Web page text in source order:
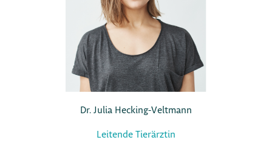
Dr. Julia Hecking-Veltmann
Leitende Tierärztin